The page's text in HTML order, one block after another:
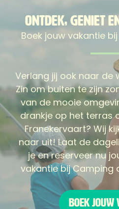
Ontdek, geniet
Boek jouw vakantie
Verlang jij ook naar de
Zin om buiten te zijn
van de mooie
drankje op het terras
Franekervaart? Wij
naar uit! Laat de
je en reserveer nu
vakantie bij Camping
Boek